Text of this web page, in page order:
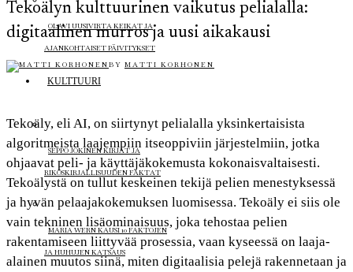
OLAVI UUSIVIRTA KEIKAT JA
AJANKOHTAISET PÄIVITYKSET
KULTTUURI
SEPPO JOKINEN KIRJAT JA
RIKOSKIRJALLISUUDEN FAKTAT
MARIA WERN KAUSI 10 FAKTOJEN
JA HUHUJEN KATSAUS
Tekoälyn kulttuurinen vaikutus pelialalla:
digitaalinen murros ja uusi aikakausi
BY MATTI KORHONEN
Tekoäly, eli AI, on siirtynyt pelialalla yksinkertaisista
algoritmeista laajempiin itseoppiviin järjestelmiin, jotka
ohjaavat peli- ja käyttäjäkokemusta kokonaisvaltaisesti.
Tekoälystä on tullut keskeinen tekijä pelien menestyksessä
ja hyvän pelaajakokemuksen luomisessa. Tekoäly ei siis ole
vain tekninen lisäominaisuus, joka tehostaa pelien
rakentamiseen liittyvää prosessia, vaan kyseessä on laaja-
alainen muutos siinä, miten digitaalisia pelejä rakennetaan ja